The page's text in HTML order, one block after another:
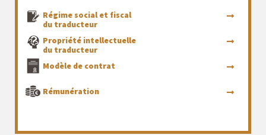
Régime social et fiscal
du traducteur
Propriété intellectuelle
du traducteur
Modèle de contrat
Rémunération